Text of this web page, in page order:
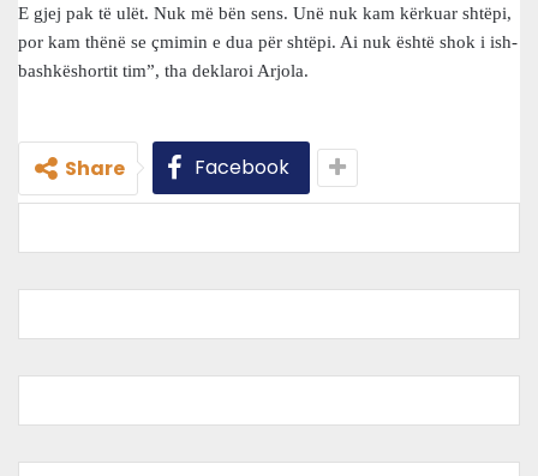
E gjej pak të ulët. Nuk më bën sens. Unë nuk kam kërkuar shtëpi,
por kam thënë se çmimin e dua për shtëpi. Ai nuk është shok i ish-
bashkëshortit tim”, tha deklaroi Arjola.
Share Facebook